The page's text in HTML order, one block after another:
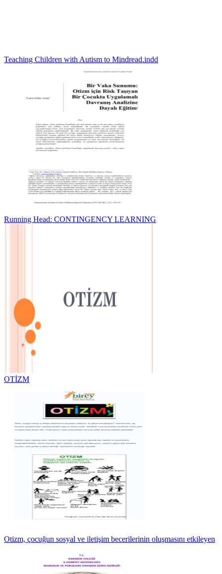
Teaching Children with Autism to Mindread.indd
Running Head: CONTINGENCY LEARNING
OTİZM
Otizm, çocuğun sosyal ve iletişim becerilerinin oluşmasını etkileyen